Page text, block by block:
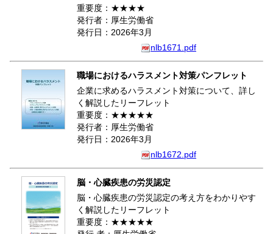
重要度：★★★★
発行者：厚生労働省
発行日：2026年3月
nlb1671.pdf
職場におけるハラスメント対策パンフレット
企業に求めるハラスメント対策について、詳し
く解説したリーフレット
重要度：★★★★★
発行者：厚生労働省
発行日：2026年3月
nlb1672.pdf
脳・心臓疾患の労災認定
脳・心臓疾患の労災認定の考え方をわかりやす
く解説したリーフレット
重要度：★★★★★